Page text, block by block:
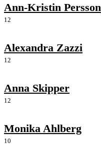
Ann-Kristin Persson
12
Alexandra Zazzi
12
Anna Skipper
12
Monika Ahlberg
10